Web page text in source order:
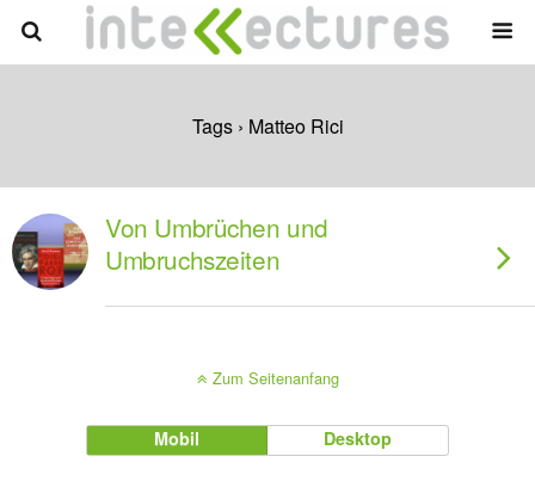
Tags › Matteo Rici
Von Umbrüchen und
Umbruchszeiten
Zum Seitenanfang
Mobil Desktop